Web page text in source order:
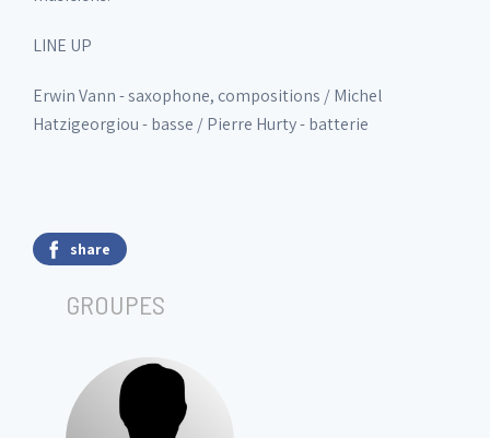
LINE UP
Erwin Vann - saxophone, compositions / Michel
Hatzigeorgiou - basse / Pierre Hurty - batterie
share
GROUPES